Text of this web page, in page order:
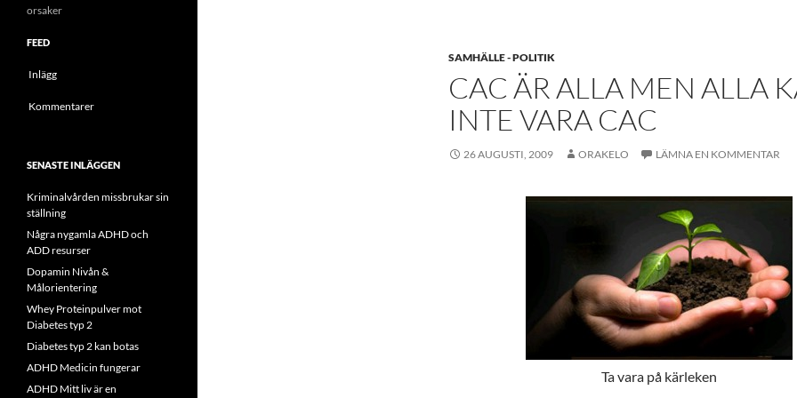
SAMHÄLLE - POLITIK
CAC ÄR ALLA MEN ALLA
INTE VARA CAC
26 AUGUSTI, 2009 ORAKELO LÄMNA EN KOMMENTAR
Ta vara på kärleken
orsaker
FEED
Inlägg
Kommentarer
SENASTE INLÄGGEN
Kriminalvården missbrukar sin
ställning
Några nygamla ADHD och
ADD resurser
Dopamin Nivån &
Målorientering
Whey Proteinpulver mot
Diabetes typ 2
Diabetes typ 2 kan botas
ADHD Medicin fungerar
ADHD Mitt liv är en